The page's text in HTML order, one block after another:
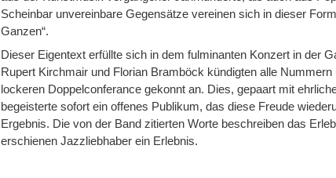
Scheinbar unvereinbare Gegensätze vereinen sich in dieser
Ganzen“.
Dieser Eigentext erfüllte sich in dem fulminanten Konzert in der
Rupert Kirchmair und Florian Bramböck kündigten alle Nummern
lockeren Doppelconferance gekonnt an. Dies, gepaart mit
begeisterte sofort ein offenes Publikum, das diese Freude
Ergebnis. Die von der Band zitierten Worte beschreiben das
erschienen Jazzliebhaber ein Erlebnis.